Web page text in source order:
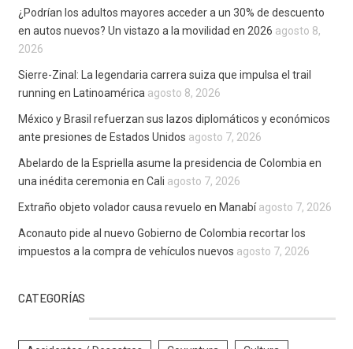
¿Podrían los adultos mayores acceder a un 30% de descuento
en autos nuevos? Un vistazo a la movilidad en 2026 agosto 8,
2026
Sierre-Zinal: La legendaria carrera suiza que impulsa el trail
running en Latinoamérica agosto 8, 2026
México y Brasil refuerzan sus lazos diplomáticos y económicos
ante presiones de Estados Unidos agosto 7, 2026
Abelardo de la Espriella asume la presidencia de Colombia en
una inédita ceremonia en Cali agosto 7, 2026
Extraño objeto volador causa revuelo en Manabí agosto 7, 2026
Aconauto pide al nuevo Gobierno de Colombia recortar los
impuestos a la compra de vehículos nuevos agosto 7, 2026
CATEGORÍAS